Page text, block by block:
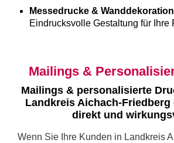
Messedrucke &
Eindrucksvolle Gestaltung für Ihre
Mailings &
Mailings & personalisierte
Landkreis Aichach-
direkt und
Wenn Sie Ihre Kunden in Landkreis